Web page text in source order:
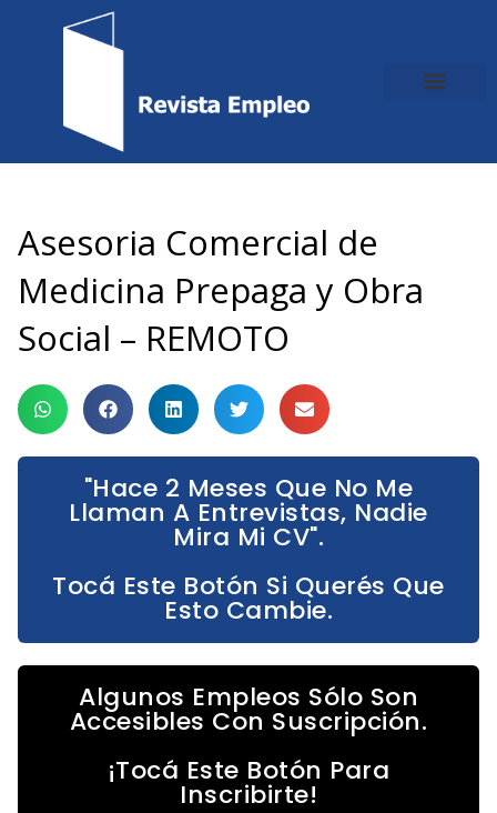
Asesoria Comercial de
Medicina Prepaga y Obra
Social – REMOTO
"Hace 2 Meses Que No Me
Llaman A Entrevistas, Nadie
Mira Mi CV".
Tocá Este Botón Si Querés Que
Esto Cambie.
Algunos Empleos Sólo Son
Accesibles Con Suscripción.
¡Tocá Este Botón Para
Inscribirte!